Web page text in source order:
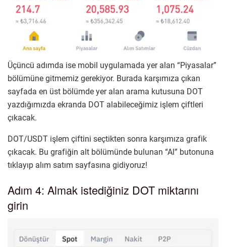
Üçüncü adımda ise mobil uygulamada yer alan “Piyasalar”
bölümüne gitmemiz gerekiyor. Burada karşımıza çıkan
sayfada en üst bölümde yer alan arama kutusuna DOT
yazdığımızda ekranda DOT alabileceğimiz işlem çiftleri
çıkacak.
DOT/USDT işlem çiftini seçtikten sonra karşımıza grafik
çıkacak. Bu grafiğin alt bölümünde bulunan “Al” butonuna
tıklayıp alım satım sayfasına gidiyoruz!
Adım 4: Almak istediğiniz DOT miktarını
girin